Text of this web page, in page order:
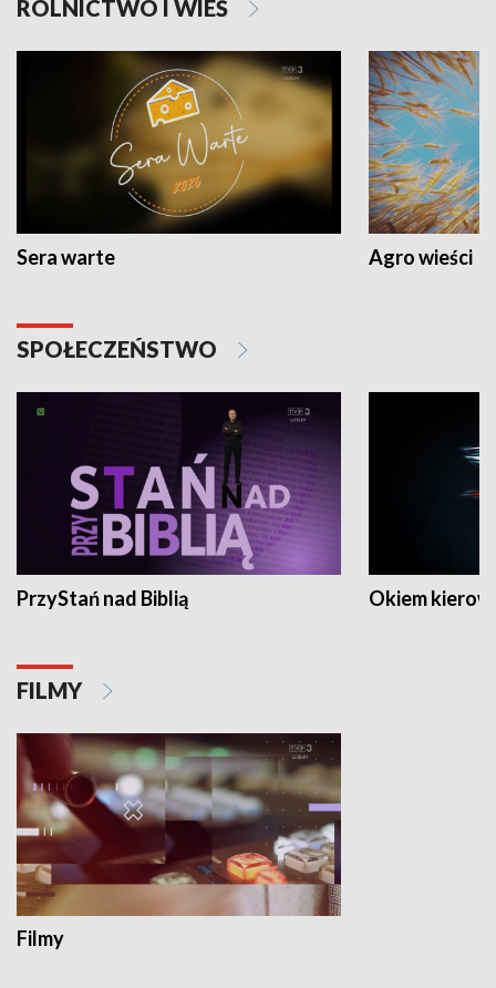
ROLNICTWO I WIEŚ
Sera warte Agro wieści
SPOŁECZEŃSTWO
PrzyStań nad Biblią Okiem
FILMY
Filmy